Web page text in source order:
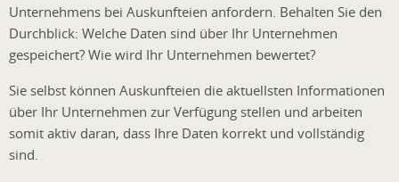
Unternehmens bei Auskunfteien anfordern. Behalten Sie den
Durchblick: Welche Daten sind über Ihr Unternehmen
gespeichert? Wie wird Ihr Unternehmen bewertet?
Sie selbst können Auskunfteien die aktuellsten Informationen
über Ihr Unternehmen zur Verfügung stellen und arbeiten
somit aktiv daran, dass Ihre Daten korrekt und vollständig
sind.